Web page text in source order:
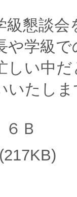
級懇談
や学級
しい中
いたし
Ｂ
(217KB)